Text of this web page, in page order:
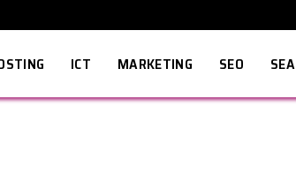
ICT MARKETING SEO SEA